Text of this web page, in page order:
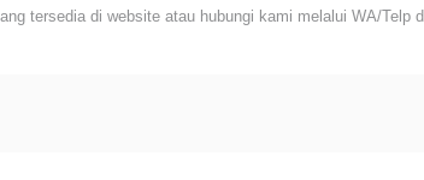
tersedia di website atau hubungi kami melalui WA/Telp